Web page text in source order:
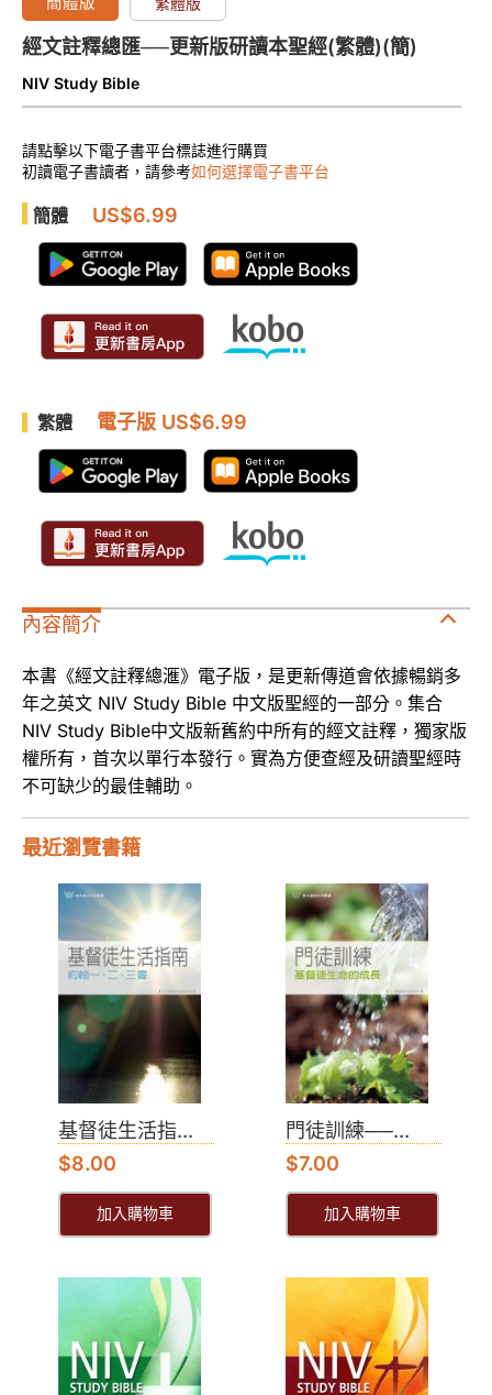
經文註釋總匯──更新版研讀本聖經(繁體)(簡)
NIV Study Bible
請點擊以下電子書平台標誌進行購買
初讀電子書讀者，請參考如何選擇電子書平台
簡體 US$6.99
繁體 電子版 US$6.99
內容簡介
本書《經文註釋總滙》電子版，是更新傳道會依據暢銷多
年之英文 NIV Study Bible 中文版聖經的一部分。集合
NIV Study Bible中文版新舊約中所有的經文註釋，獨家版
權所有，首次以單行本發行。實為方便查經及研讀聖經時
不可缺少的最佳輔助。
最近瀏覽書籍
基督徒生活指...
$8.00
加入購物車
門徒訓練──...
$7.00
加入購物車